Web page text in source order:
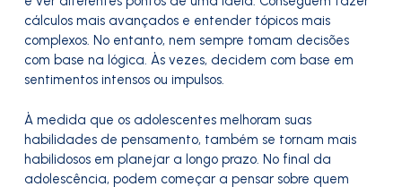
cálculos mais avançados e entender tópicos mais
complexos. No entanto, nem sempre tomam decisões
com base na lógica. Às vezes, decidem com base em
sentimentos intensos ou impulsos.
À medida que os adolescentes melhoram suas
habilidades de pensamento, também se tornam mais
habilidosos em planejar a longo prazo. No final da
adolescência, podem começar a pensar sobre quem